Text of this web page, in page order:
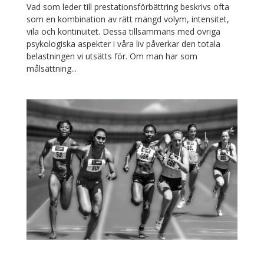
Vad som leder till prestationsförbättring beskrivs ofta
som en kombination av rätt mängd volym, intensitet,
vila och kontinuitet. Dessa tillsammans med övriga
psykologiska aspekter i våra liv påverkar den totala
belastningen vi utsätts för. Om man har som
målsättning...